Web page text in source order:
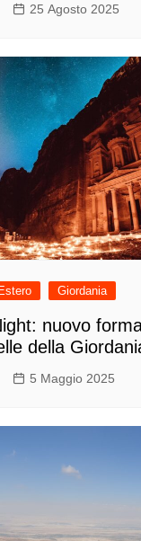
25 Agosto 2025
Giordania
nuovo
della
5 Maggio 2025